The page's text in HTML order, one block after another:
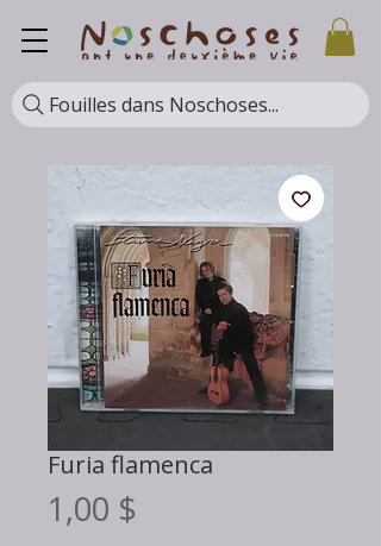
Fouilles dans Noschoses...
Furia flamenca
1,00 $